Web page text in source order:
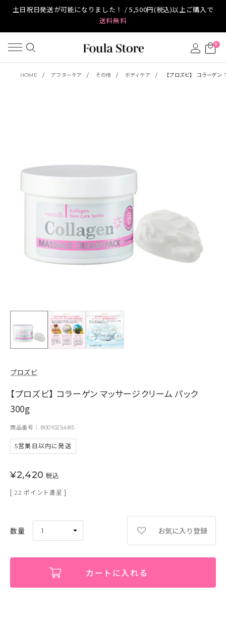
土日祝日発送が可能になりました！ / 5,500円(税込)以上ご購入で
送料無料
0
HOME アフターケア その他 ボディケア 【プロズビ】 コラーゲ
プロズビ
【プロズビ】 コラーゲン マッサージクリーム パック
300g
商品番号 8001025485
5営業日以内に発送
¥2,420 税込
[ 22 ポイント進呈 ]
お気に入り登録
カートに入れる